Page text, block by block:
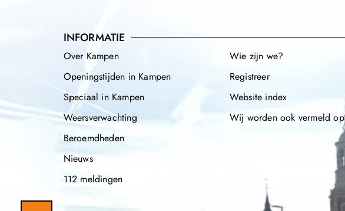
INFORMATIE
Over Kampen
Openingstijden in Kampen
Speciaal in Kampen
Weersverwachting
Beroemdheden
Nieuws
112 meldingen
Wie zijn we?
Registreer
Website index
Wij worden ook vermeld op